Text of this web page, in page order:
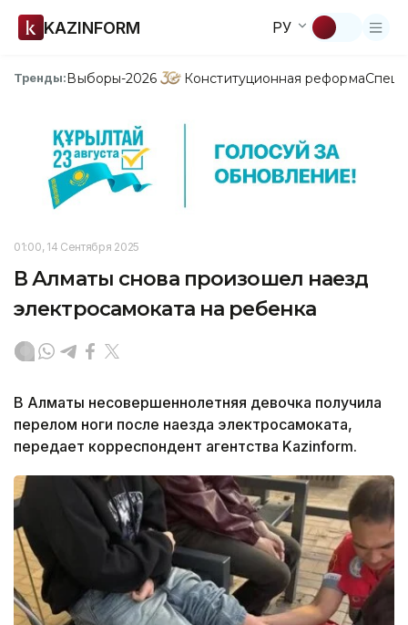
KAZINFORM РУ
Тренды:Выборы-2026 Конституционная реформа
01:00, 14 Сентября 2025
В Алматы снова произошел наезд
электросамоката на ребенка
В Алматы несовершеннолетняя девочка получила
перелом ноги после наезда электросамоката,
передает корреспондент агентства Kazinform.